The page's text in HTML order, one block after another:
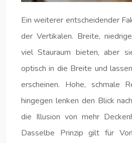
Ein weiterer entscheidender
der Vertikalen. Breite,
viel Stauraum bieten, aber
optisch in die Breite und
erscheinen. Hohe, schmale
hingegen lenken den Blick
die Illusion von mehr
Dasselbe Prinzip gilt für